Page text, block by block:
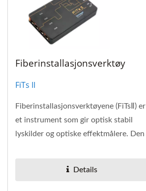
Fiberinstallasjonsverktøy
FiTs II
Fiberinstallasjonsverktøyene (FiTsⅡ) er
et instrument som gir optisk stabil
lyskilder og optiske effektmålere. Den
Details